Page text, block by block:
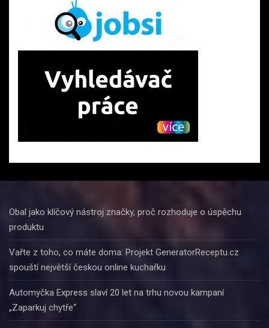
Obal jako klíčový nástroj značky, proč rozhoduje o úspěchu
produktu
Vařte z toho, co máte doma: Projekt GeneratorReceptu.cz
spouští největší českou online kuchařku
Automyčka Express slaví 20 let na trhu novou kampaní
„Zaparkuj chytře“